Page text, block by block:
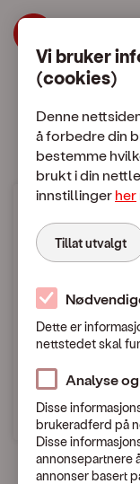
Hopp til meny
Hopp til
Mobilpriser når
Vi bruker
(cookies)
Denne
å forbedre din
bestemme
brukt i din
innstillinger her
Tillat utvalgt
Dette er
nettstedet skal
Analyse
Disse
brukeradferd på
Disse
annonsepartnere
annonser basert